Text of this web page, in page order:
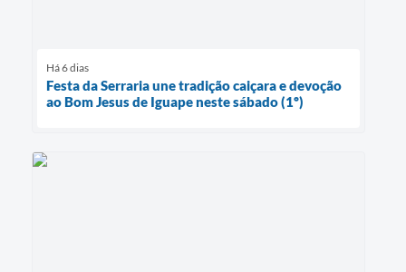
Há 6 dias
Festa da Serraria une tradição caiçara e devoção
ao Bom Jesus de Iguape neste sábado (1º)